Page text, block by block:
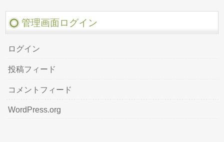
管理画面ログイン
ログイン
投稿フィード
コメントフィード
WordPress.org